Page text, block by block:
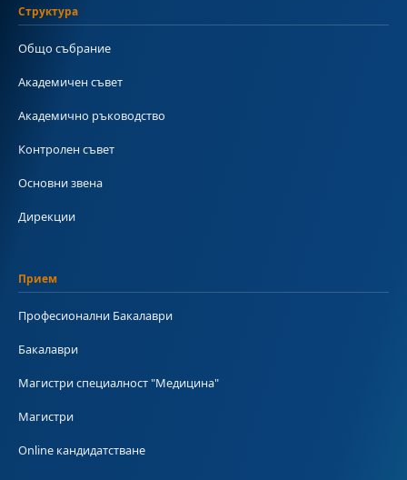
Структура
Общо събрание
Академичен съвет
Академично ръководство
Контролен съвет
Основни звена
Дирекции
Прием
Професионални Бакалаври
Бакалаври
Магистри специалност "Медицина"
Магистри
Online кандидатстване